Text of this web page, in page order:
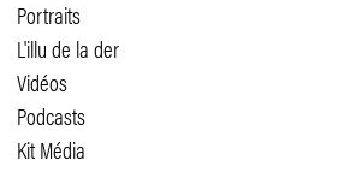
Portraits
L'illu de la der
Vidéos
Podcasts
Kit Média